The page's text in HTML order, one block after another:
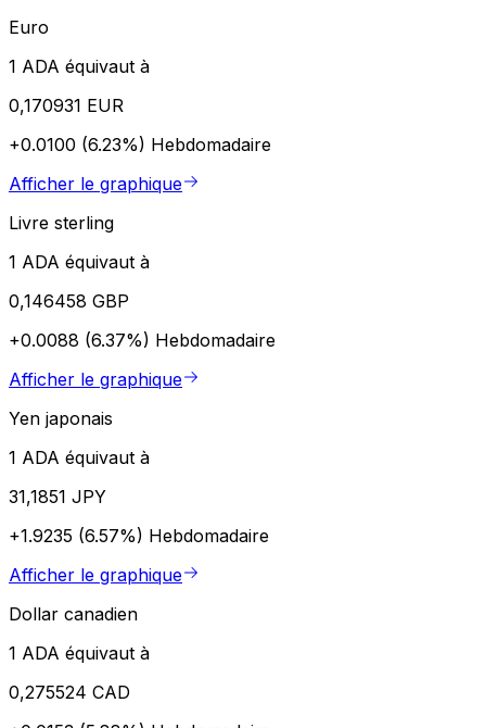
Euro
1 ADA équivaut à
0,170931 EUR
+0.0100 (6.23%) Hebdomadaire
Afficher le graphique
Livre sterling
1 ADA équivaut à
0,146458 GBP
+0.0088 (6.37%) Hebdomadaire
Afficher le graphique
Yen japonais
1 ADA équivaut à
31,1851 JPY
+1.9235 (6.57%) Hebdomadaire
Afficher le graphique
Dollar canadien
1 ADA équivaut à
0,275524 CAD